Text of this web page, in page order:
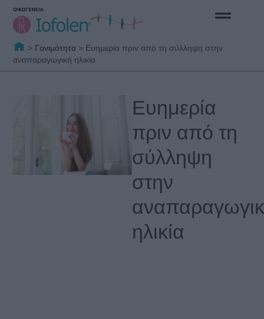
> Γονιμότητα > Ευημερία πριν από τη σύλληψη στην
αναπαραγωγική ηλικία
Ευημερία
πριν από τη
σύλληψη
στην
ηλικία